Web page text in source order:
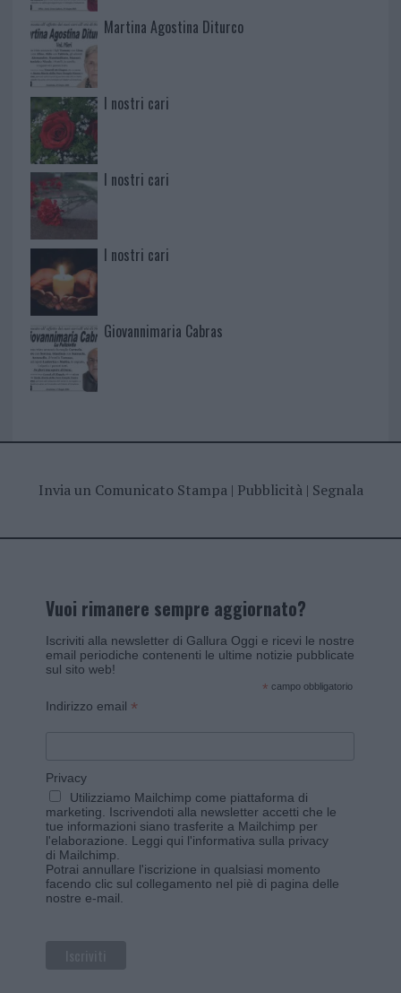
Martina Agostina Diturco
I nostri cari
I nostri cari
I nostri cari
Giovannimaria Cabras
Invia un Comunicato Stampa| Pubblicità| Segnala
Vuoi rimanere sempre aggiornato?
Iscriviti alla newsletter di Gallura Oggi e ricevi le nostre
email periodiche contenenti le ultime notizie pubblicate
sul sito web!
* campo obbligatorio
Indirizzo email *
Privacy
Utilizziamo Mailchimp come piattaforma di
marketing. Iscrivendoti alla newsletter accetti che le
tue informazioni siano trasferite a Mailchimp per
l'elaborazione. Leggi qui l'informativa sulla privacy
di Mailchimp
Potrai annullare l'iscrizione in qualsiasi momento
facendo clic sul collegamento nel piè di pagina delle
nostre e-mail.